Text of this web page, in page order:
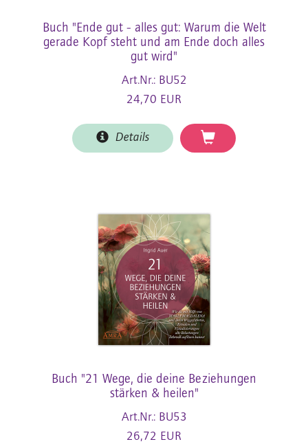
Buch "Ende gut - alles gut: Warum die Welt
gerade Kopf steht und am Ende doch alles
gut wird"
Art.Nr.: BU52
24,70 EUR
Details
Buch "21 Wege, die deine Beziehungen
stärken & heilen"
Art.Nr.: BU53
26,72 EUR